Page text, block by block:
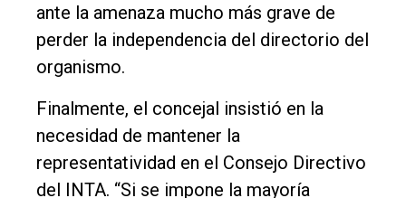
ante la amenaza mucho más grave de
perder la independencia del directorio del
organismo.
Finalmente, el concejal insistió en la
necesidad de mantener la
representatividad en el Consejo Directivo
del INTA. “Si se impone la mayoría